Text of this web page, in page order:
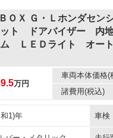
ＯＸ Ｇ・Ｌホンダセ
ット ドアバイザー
ム ＬＥＤライト オー
万円
車両本体価格(
諸費用(税込)
1)年 車検